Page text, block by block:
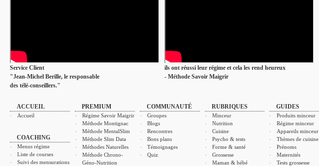
Service Client
"Jean-Michel Berille, le responsable
des télé-conseillers."
ils ont réussi leur régime et cela les rend heureux
- Méthode Savoir Maigrir
ACCUEIL
Accueil
COACHING
Menus régime
Liste de courses
Suivi des mensurations
PREMIUM
Régime Savoir Maigrir
Méthode Montignac
Méthode MentalSlim
Méthode Slim Data
Méthodes Naturelles
Méthode Chrono-
Géno-Nutrition
COMMUNAUTÉ
Groupes
Blogs
Rencontres
Bons plans
Témoignages
Quiz
RUBRIQUES
Minceur
Nutrition
Cuisine
Psycho & tests
Forme & santé
Grossesse
Maman & bébé
GUIDES
Produits minceur
Régime minceur
Appareils minceur
Thèmes de cuisine
Prénoms
Maternités
Tests grossesse